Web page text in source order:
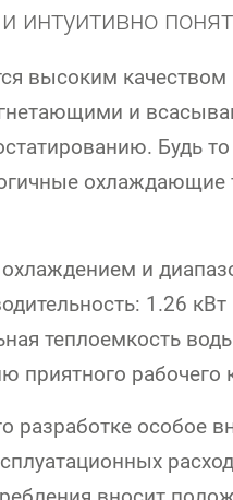
высоким
и
Будь
и
1.26
теплоемкость
приятного рабочего
разработке особое